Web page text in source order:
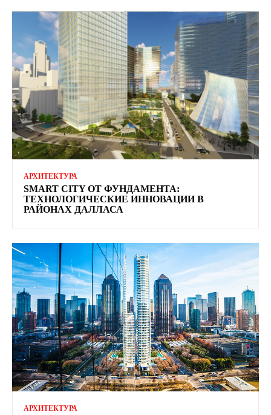
АРХИТЕКТУРА
SMART CITY ОТ ФУНДАМЕНТА:
ТЕХНОЛОГИЧЕСКИЕ ИННОВАЦИИ В
РАЙОНАХ ДАЛЛАСА
АРХИТЕКТУРА